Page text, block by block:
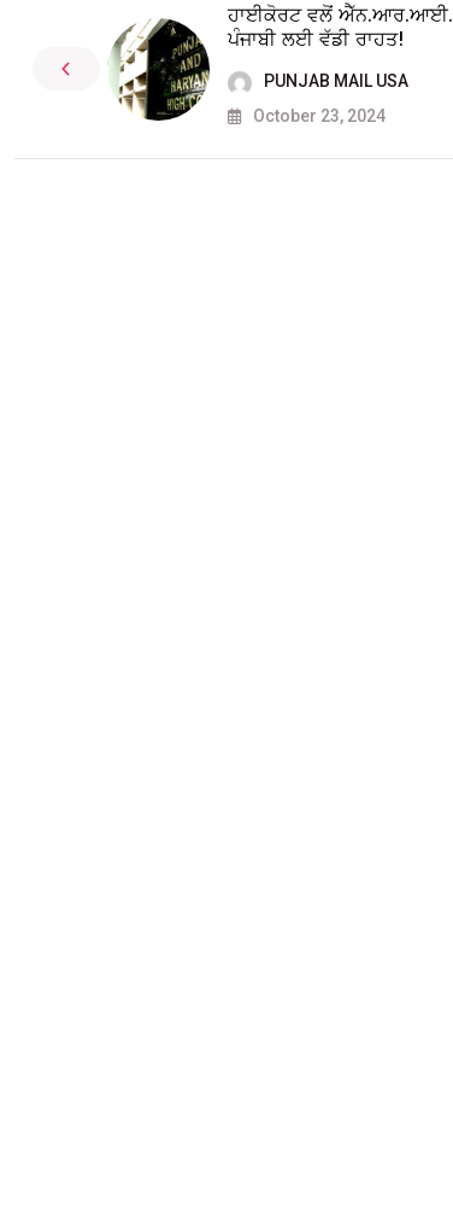
ਹਾਈਕੋਰਟ ਵਲੋਂ ਐੱਨ.ਆਰ.ਆਈ.
ਪੰਜਾਬੀ ਲਈ ਵੱਡੀ ਰਾਹਤ!
PUNJAB MAIL USA
October 23, 2024